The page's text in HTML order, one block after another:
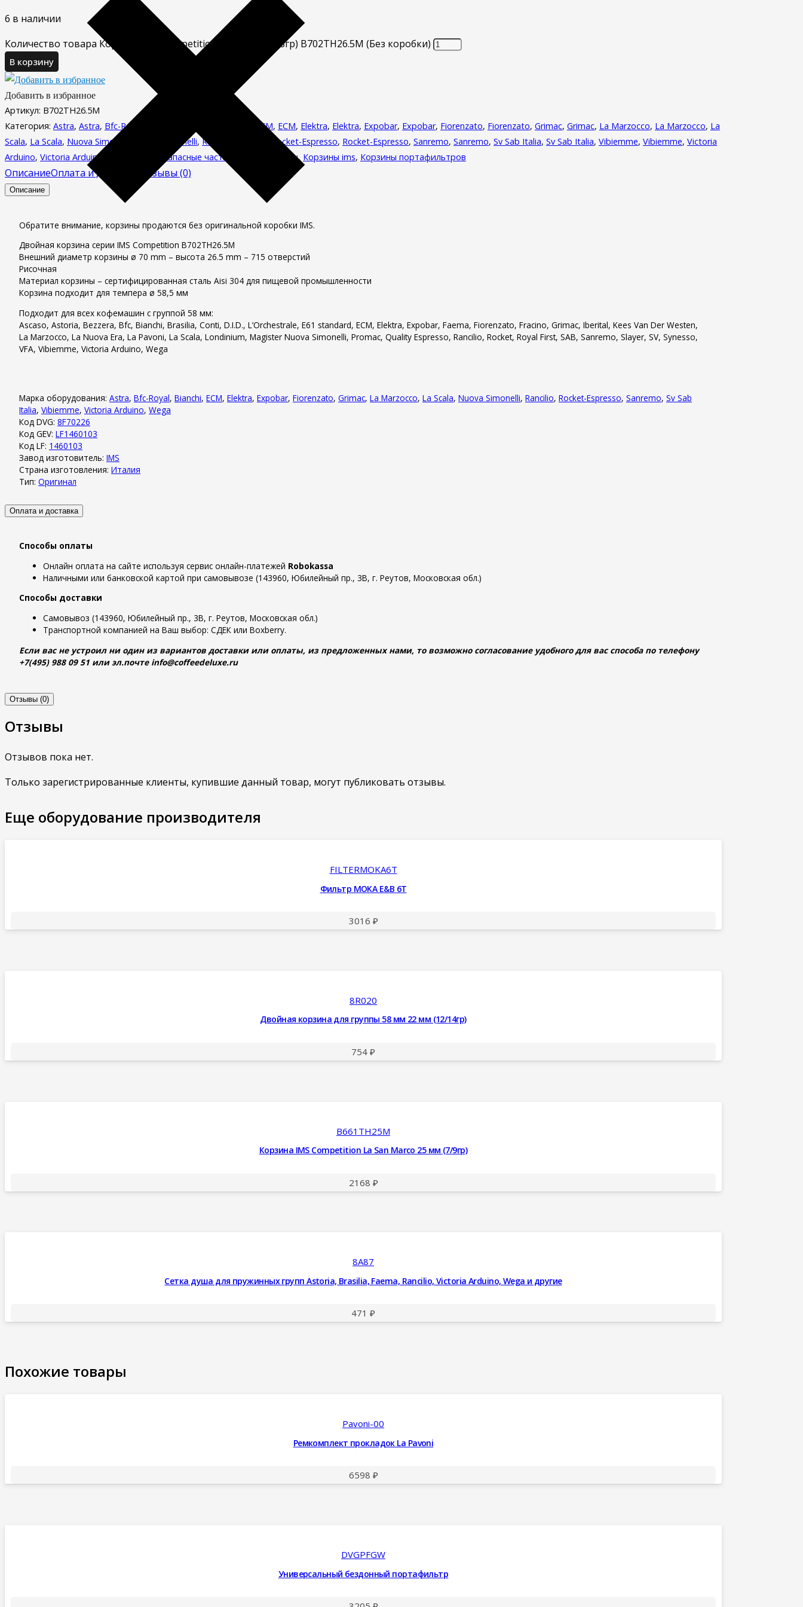
6 в наличии
Количество товара Корзина IMS Competition 26,5 мм (16/18гр) B702TH26.5M (Без коробки)
В корзину
Добавить в избранное
Артикул: B702TH26.5M
Категория: Astra, Astra, Bfc-Royal ECM, ECM, Elektra, Elektra, Expobar, Expobar, Fiorenzato, Fiorenzato, Grimac, Grimac, La Marzocco, La Marzocco, La
Scala, La Scala, Nuova Simonelli Nuova Simonelli,Rancilio Rocket-Espresso, Rocket-Espresso, Sanremo, Sanremo, Sv Sab Italia, Sv Sab Italia, Vibiemme, Vibiemme, Victoria
Arduino, Victoria Arduino Запасные части для кофемашин, Корзины ims, Корзины портафильтров
ОписаниеОплата и доставка Отзывы (0)
Описание
Обратите внимание, корзины продаются без оригинальной коробки IMS.
Двойная корзина серии IMS Competition B702TH26.5M
Внешний диаметр корзины ø 70 mm – высота 26.5 mm – 715 отверстий
Рисочная
Материал корзины – сертифицированная сталь Aisi 304 для пищевой промышленности
Корзина подходит для темпера ø 58,5 мм
Подходит для всех кофемашин с группой 58 мм:
Ascaso, Astoria, Bezzera, Bfc, Bianchi, Brasilia, Conti, D.I.D., L’Orchestrale, E61 standard, ECM, Elektra, Expobar, Faema, Fiorenzato, Fracino, Grimac, Iberital, Kees Van Der Westen,
La Marzocco, La Nuova Era, La Pavoni, La Scala, Londinium, Magister Nuova Simonelli, Promac, Quality Espresso, Rancilio, Rocket, Royal First, SAB, Sanremo, Slayer, SV, Synesso,
VFA, Vibiemme, Victoria Arduino, Wega
Марка оборудования: Astra, Bfc-Royal, Bianchi, ECM, Elektra, Expobar, Fiorenzato, Grimac, La Marzocco, La Scala, Nuova Simonelli, Rancilio, Rocket-Espresso, Sanremo, Sv Sab
Italia, Vibiemme, Victoria Arduino, Wega
Код DVG: 8F70226
Код GEV: LF1460103
Код LF: 1460103
Завод изготовитель: IMS
Страна изготовления: Италия
Тип: Оригинал
Оплата и доставка
Способы оплаты
Онлайн оплата на сайте используя сервис онлайн-платежей Robokassa
Наличными или банковской картой при самовывозе (143960, Юбилейный пр., 3В, г. Реутов, Московская обл.)
Способы доставки
Самовывоз (143960, Юбилейный пр., 3В, г. Реутов, Московская обл.)
Транспортной компанией на Ваш выбор: СДЕК или Boxberry.
Если вас не устроил ни один из вариантов доставки или оплаты, из предложенных нами, то возможно согласование удобного для вас способа по телефону
+7(495) 988 09 51 или эл.почте info@coffeedeluxe.ru
Отзывы (0)
Отзывы
Отзывов пока нет.
Только зарегистрированные клиенты, купившие данный товар, могут публиковать отзывы.
Еще оборудование производителя
FILTERMOKA6T
Фильтр MOKA E&B 6Т
3016 ₽
8R020
Двойная корзина для группы 58 мм 22 мм (12/14гр)
754 ₽
B661TH25M
Корзина IMS Competition La San Marco 25 мм (7/9гр)
2168 ₽
8A87
Сетка душа для пружинных групп Astoria, Brasilia, Faema, Rancilio, Victoria Arduino, Wega и другие
471 ₽
Похожие товары
Pavoni-00
Ремкомплект прокладок La Pavoni
6598 ₽
DVGPFGW
Универсальный бездонный портафильтр